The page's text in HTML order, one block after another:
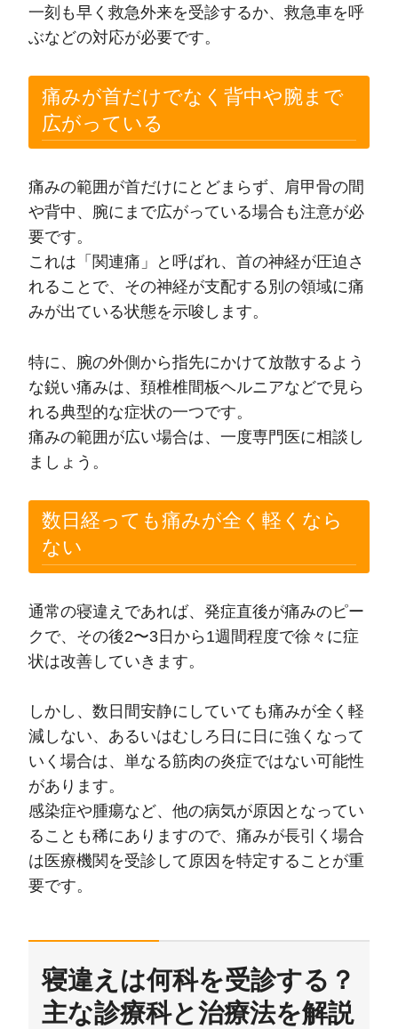
一刻も早く救急外来を受診するか、救急車を呼
ぶなどの対応が必要です。
痛みが首だけでなく背中や腕まで
広がっている
痛みの範囲が首だけにとどまらず、肩甲骨の間
や背中、腕にまで広がっている場合も注意が必
要です。
これは「関連痛」と呼ばれ、首の神経が圧迫さ
れることで、その神経が支配する別の領域に痛
みが出ている状態を示唆します。
特に、腕の外側から指先にかけて放散するよう
な鋭い痛みは、頚椎椎間板ヘルニアなどで見ら
れる典型的な症状の一つです。
痛みの範囲が広い場合は、一度専門医に相談し
ましょう。
数日経っても痛みが全く軽くなら
ない
通常の寝違えであれば、発症直後が痛みのピー
クで、その後2〜3日から1週間程度で徐々に症
状は改善していきます。
しかし、数日間安静にしていても痛みが全く軽
減しない、あるいはむしろ日に日に強くなって
いく場合は、単なる筋肉の炎症ではない可能性
があります。
感染症や腫瘍など、他の病気が原因となってい
ることも稀にありますので、痛みが長引く場合
は医療機関を受診して原因を特定することが重
要です。
寝違えは何科を受診する？
主な診療科と治療法を解説